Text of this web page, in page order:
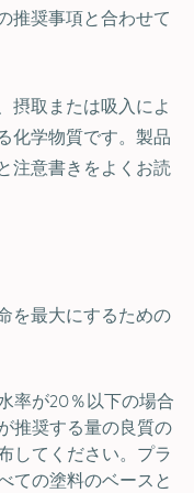
推奨事項と合わせて
摂取または吸入によ
化学物質です。製品
注意書きをよくお読
を最大にするための
率が20％以下の場合
推奨する量の良質の
してください。プラ
ての塗料のベースと